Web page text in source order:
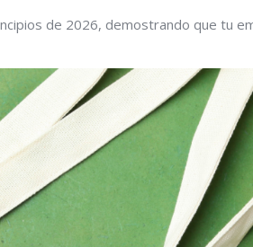
de 2026, demostrando que tu